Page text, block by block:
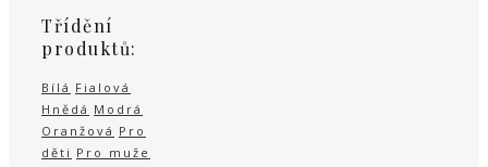
Třídění
produktů:
Bílá Fialová
Hnědá Modrá
Oranžová Pro
děti Pro muže